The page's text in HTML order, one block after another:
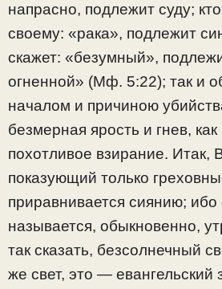
напрасно, подлежит суду;
своему: «рака», подлежит
скажет: «безумный»,
огненной» (Mф. 5:22); так и
началом и причиною
безмерная ярость и гнев,
похотливое взирание. Итак,
показующий только
приравнивается сиянию;
называется, обыкновенно,
так сказать, безсолнечный
же свет, это — евангельский